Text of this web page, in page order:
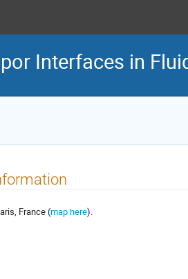
Interfaces in
France (map here).